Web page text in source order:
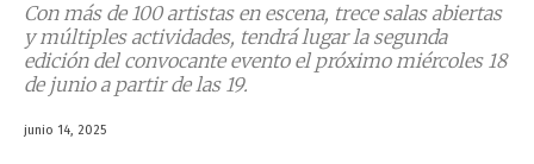
Con más de 100 artistas en escena, trece salas abiertas
y múltiples actividades, tendrá lugar la segunda
edición del convocante evento el próximo miércoles 18
de junio a partir de las 19.
junio 14, 2025